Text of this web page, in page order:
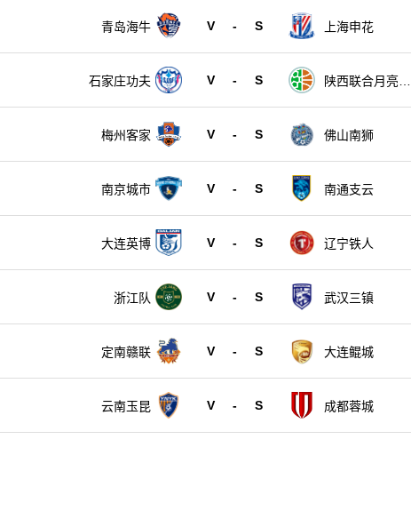
青岛海牛 V - S 上海申花
石家庄功夫 V - S
陕西联合月亮泊
梅州客家 V - S 佛山南狮
南京城市 V - S 南通支云
大连英博 V - S 辽宁铁人
浙江队 V - S 武汉三镇
定南赣联 V - S 大连鲲城
云南玉昆 V - S 成都蓉城